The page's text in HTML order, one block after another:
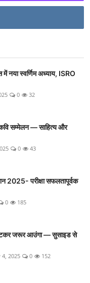
में नया स्वर्णिम अध्याय, ISRO
0 32
सम्मेलन — साहित्य और
0 43
2025- परीक्षा सफलतापूर्वक
0 185
जरूर आउंगा — सुसाइड से
4, 2025 0 152